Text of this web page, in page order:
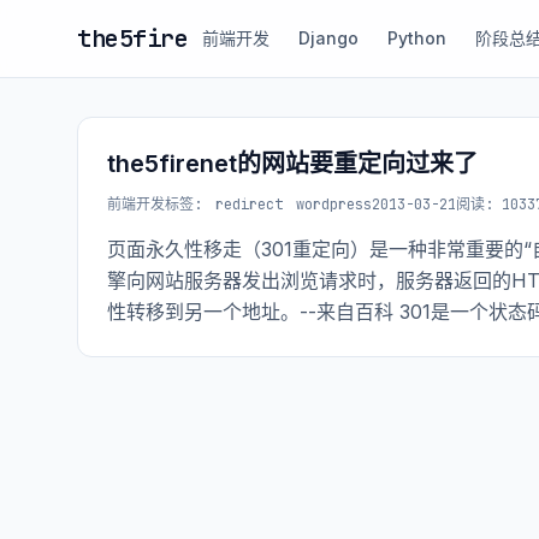
the5fire 前端开发 Django Python 阶段总
the5firenet的网站要重定向过来了
前端开发标签: redirect wordpress2013-03-21阅读:
页面永久性移走（301重定向）是一种非常重要的
擎向网站服务器发出浏览请求时，服务器返回的
性转移到另一个地址。--来自百科 301是一个状态